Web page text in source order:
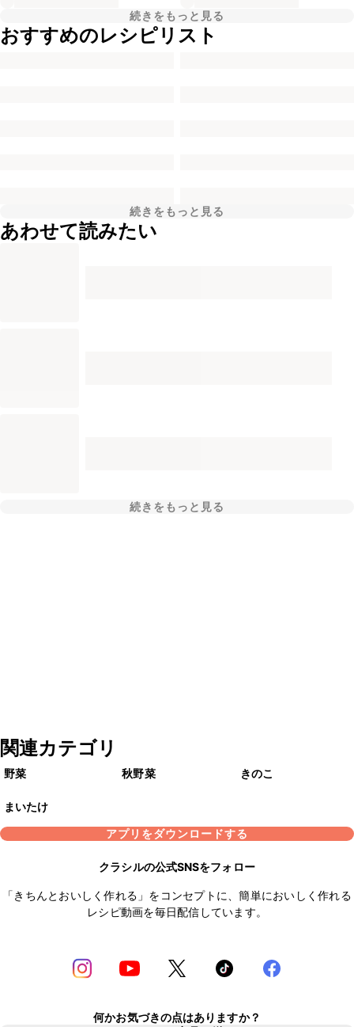
続きをもっと見る
おすすめのレシピリスト
続きをもっと見る
あわせて読みたい
続きをもっと見る
関連カテゴリ
野菜 秋野菜 きのこ
まいたけ
アプリをダウンロードする
クラシルの公式SNSをフォロー
「きちんとおいしく作れる」をコンセプトに、簡単においしく作れる
レシピ動画を毎日配信しています。
何かお気づきの点はありますか？